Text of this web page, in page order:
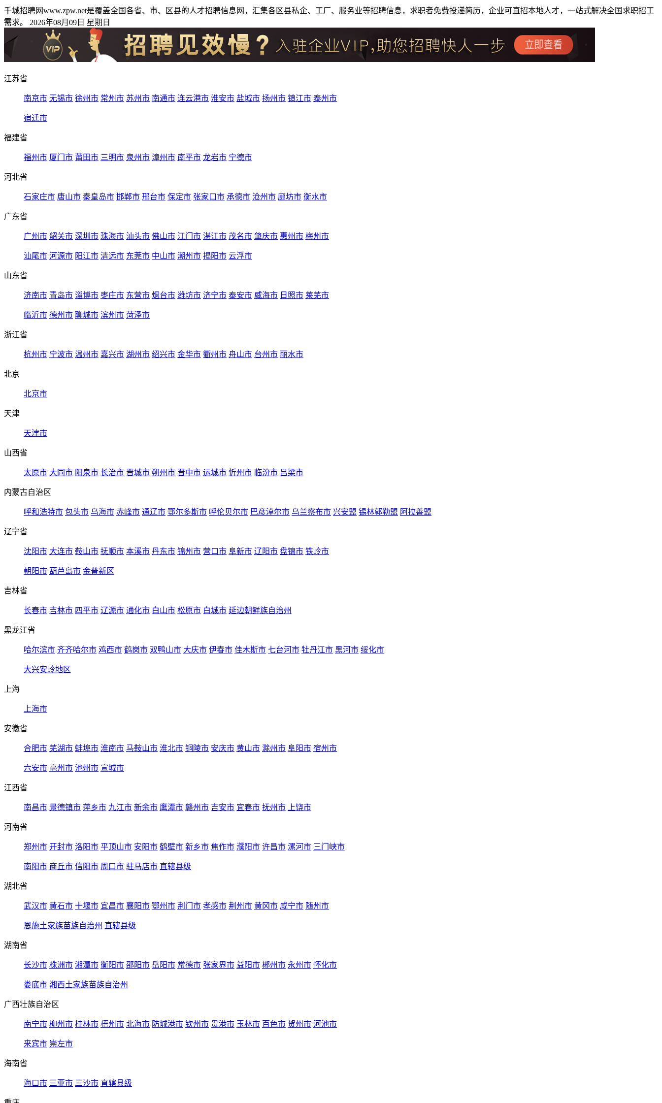
千城招聘网www.zpw.net是覆盖全国各省、市、区县的人才招聘信息网，汇集各区县私企、工厂、服务业等招聘信息，求职者免费投递简历，企业可直招本地人才，一站式解决全国求职招工
需求。 2026年08月09日 星期日
江苏省
南京市 无锡市 徐州市 常州市 苏州市 南通市 连云港市 淮安市 盐城市 扬州市 镇江市 泰州市
宿迁市
福建省
福州市 厦门市 莆田市 三明市 泉州市 漳州市 南平市 龙岩市 宁德市
河北省
石家庄市 唐山市 秦皇岛市 邯郸市 邢台市 保定市 张家口市 承德市 沧州市 廊坊市 衡水市
广东省
广州市 韶关市 深圳市 珠海市 汕头市 佛山市 江门市 湛江市 茂名市 肇庆市 惠州市 梅州市
汕尾市 河源市 阳江市 清远市 东莞市 中山市 潮州市 揭阳市 云浮市
山东省
济南市 青岛市 淄博市 枣庄市 东营市 烟台市 潍坊市 济宁市 泰安市 威海市 日照市 莱芜市
临沂市 德州市 聊城市 滨州市 菏泽市
浙江省
杭州市 宁波市 温州市 嘉兴市 湖州市 绍兴市 金华市 衢州市 舟山市 台州市 丽水市
北京
北京市
天津
天津市
山西省
太原市 大同市 阳泉市 长治市 晋城市 朔州市 晋中市 运城市 忻州市 临汾市 吕梁市
内蒙古自治区
呼和浩特市 包头市 乌海市 赤峰市 通辽市 鄂尔多斯市 呼伦贝尔市 巴彦淖尔市 乌兰察布市 兴安盟 锡林郭勒盟 阿拉善盟
辽宁省
沈阳市 大连市 鞍山市 抚顺市 本溪市 丹东市 锦州市 营口市 阜新市 辽阳市 盘锦市 铁岭市
朝阳市 葫芦岛市 金普新区
吉林省
长春市 吉林市 四平市 辽源市 通化市 白山市 松原市 白城市 延边朝鲜族自治州
黑龙江省
哈尔滨市 齐齐哈尔市 鸡西市 鹤岗市 双鸭山市 大庆市 伊春市 佳木斯市 七台河市 牡丹江市 黑河市 绥化市
大兴安岭地区
上海
上海市
安徽省
合肥市 芜湖市 蚌埠市 淮南市 马鞍山市 淮北市 铜陵市 安庆市 黄山市 滁州市 阜阳市 宿州市
六安市 亳州市 池州市 宣城市
江西省
南昌市 景德镇市 萍乡市 九江市 新余市 鹰潭市 赣州市 吉安市 宜春市 抚州市 上饶市
河南省
郑州市 开封市 洛阳市 平顶山市 安阳市 鹤壁市 新乡市 焦作市 濮阳市 许昌市 漯河市 三门峡市
南阳市 商丘市 信阳市 周口市 驻马店市 直辖县级
湖北省
武汉市 黄石市 十堰市 宜昌市 襄阳市 鄂州市 荆门市 孝感市 荆州市 黄冈市 咸宁市 随州市
恩施土家族苗族自治州 直辖县级
湖南省
长沙市 株洲市 湘潭市 衡阳市 邵阳市 岳阳市 常德市 张家界市 益阳市 郴州市 永州市 怀化市
娄底市 湘西土家族苗族自治州
广西壮族自治区
南宁市 柳州市 桂林市 梧州市 北海市 防城港市 钦州市 贵港市 玉林市 百色市 贺州市 河池市
来宾市 崇左市
海南省
海口市 三亚市 三沙市 直辖县级